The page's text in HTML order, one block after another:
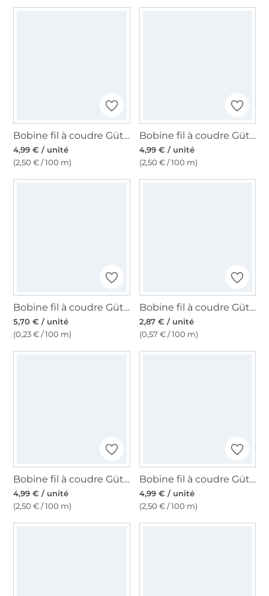
Bobine fil à coudre Gütermann 200m polyester, (011) bleu foncé
4,99 € / unité
(2,50 € / 100 m)
Bobine fil à coudre Gütermann 200m polyester, (910) bordeaux
4,99 € / unité
(2,50 € / 100 m)
Bobine fil à coudre Gütermann 2500m polyester Toldi Lock, (4450) bordeaux
5,70 € / unité
(0,23 € / 100 m)
Bobine fil à coudre Gütermann 500m polyester Toldi, (701) gris foncé
2,87 € / unité
(0,57 € / 100 m)
Bobine fil à coudre Gütermann 200m polyester, (331) menthe clair
4,99 € / unité
(2,50 € / 100 m)
Bobine fil à coudre Gütermann 200m polyester, (075) bleu ciel
4,99 € / unité
(2,50 € / 100 m)